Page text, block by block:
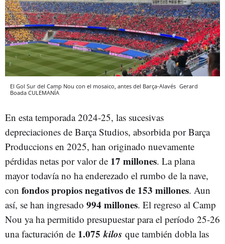
El Gol Sur del Camp Nou con el mosaico, antes del Barça-Alavés Gerard
Boada CULEMANÍA
En esta temporada 2024-25, las sucesivas
depreciaciones de Barça Studios, absorbida por Barça
Produccions en 2025, han originado nuevamente
pérdidas netas por valor de 17 millones. La plana
mayor todavía no ha enderezado el rumbo de la nave,
con fondos propios negativos de 153 millones. Aun
así, se han ingresado 994 millones. El regreso al Camp
Nou ya ha permitido presupuestar para el período 25-26
una facturación de 1.075kilos que también dobla las